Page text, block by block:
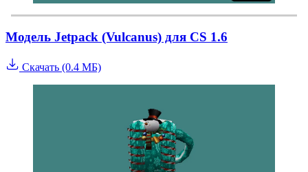
Модель Jetpack (Vulcanus) для CS 1.6
Скачать (0.4 МБ)